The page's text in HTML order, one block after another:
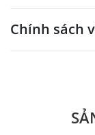
Chính sách
Quý khách vui